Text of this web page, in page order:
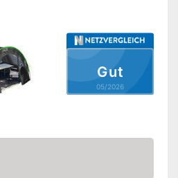
10.000 mm
Gut
05/2026